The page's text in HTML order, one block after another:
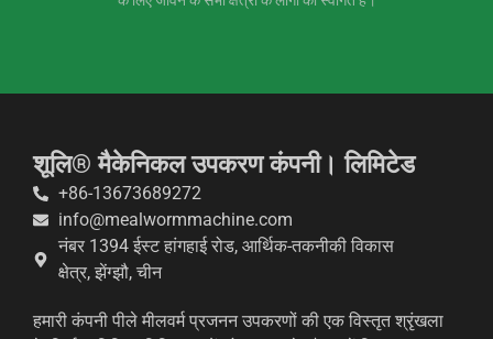
शूलि® मैकेनिकल उपकरण कंपनी। लिमिटेड
+86-13673689272
info@mealwormmachine.com
नंबर 1394 ईस्ट हांगहाई रोड, आर्थिक-तकनीकी विकास
क्षेत्र, झेंग्झौ, चीन
हमारी कंपनी पीले मीलवर्म प्रजनन उपकरणों की एक विस्तृत श्रृंखला